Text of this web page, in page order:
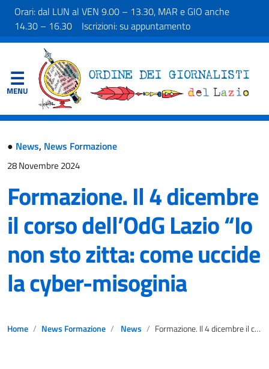
Orari: dal LUN al VEN 9.00 – 13.30, MAR e GIO anche
14.30 – 16.30 Iscrizioni: su appuntamento
● News, News Formazione
28 Novembre 2024
Formazione. Il 4 dicembre
il corso dell’OdG Lazio “Io
non sto zitta: come uccide
la cyber-misoginia
Home News Formazione News Formazione. Il 4 dicembre il corso dell’OdG Lazio “Io non sto zitta: come uccide la cyber-misoginia